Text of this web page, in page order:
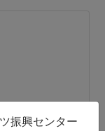
振興センター